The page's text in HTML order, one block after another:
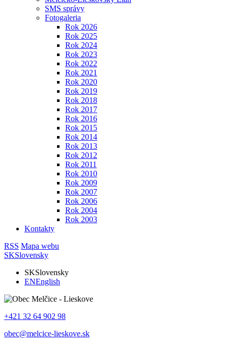
SMS správy
Fotogaleria
Rok 2026
Rok 2025
Rok 2024
Rok 2023
Rok 2022
Rok 2021
Rok 2020
Rok 2019
Rok 2018
Rok 2017
Rok 2016
Rok 2015
Rok 2014
Rok 2013
Rok 2012
Rok 2011
Rok 2010
Rok 2009
Rok 2007
Rok 2006
Rok 2004
Rok 2003
Kontakty
RSS Mapa webu
SKSlovensky
SKSlovensky
ENEnglish
+421 32 64 902 98
obec@melcice-lieskove.sk